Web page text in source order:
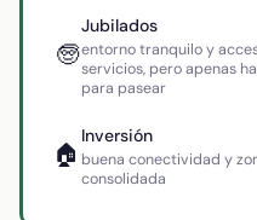
🧓
Jubilados
entorno tranquilo y
servicios, pero apenas
para pasear
🏠
Inversión
buena conectividad y
consolidada